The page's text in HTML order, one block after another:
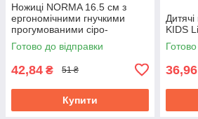
Ножиці NORMA 16.5 см з
ергономічними гнучкими
прогумованими сіро-
червоними ручками 1.8 мм
Готово до відправки
42,84 ₴ 51 ₴
Купити
KIDS
36,96